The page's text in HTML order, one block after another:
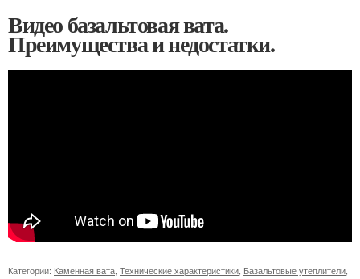
Видео базальтовая вата.
Преимущества и недостатки.
Категории: Каменная вата Технические характеристики Базальтовые утеплители